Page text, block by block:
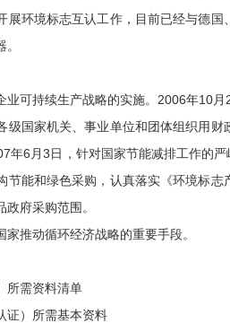
展环境标志互认工作，目前已经与德
业可持续生产战略的实施。2006年10
级国家机关、事业单位和团体组织用
年6月3日，针对国家节能减排工作的
节能和绿色采购，认真落实《环境标
府采购范围。
推动循环经济战略的重要手段。
所需资料清单
证）所需基本资料